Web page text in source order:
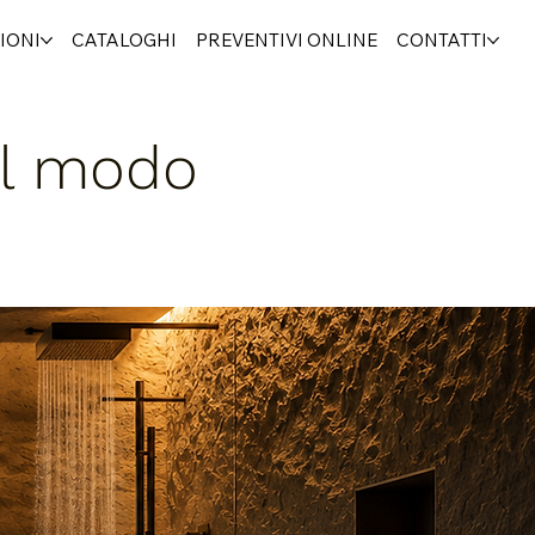
CATALOGHI PREVENTIVI ONLINE CONTATTI
modo